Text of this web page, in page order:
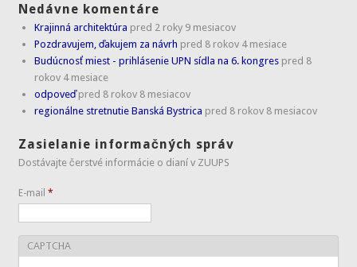
Nedávne komentáre
Krajinná architektúra pred 2 roky 9 mesiacov
Pozdravujem, ďakujem za návrh pred 8 rokov 4 mesiace
Budúcnosť miest - prihlásenie UPN sídla na 6. kongres pred 8
rokov 4 mesiace
odpoveď pred 8 rokov 8 mesiacov
regionálne stretnutie Banská Bystrica pred 8 rokov 8 mesiacov
Zasielanie informačných správ
Dostávajte čerstvé informácie o dianí v ZUUPS
E-mail*
CAPTCHA